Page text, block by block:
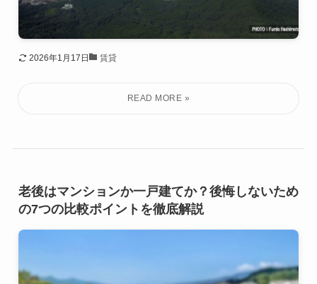
2026年1月17日 賃貸
老後はマンションか一戸建てか？後悔しないため
の7つの比較ポイントを徹底解説